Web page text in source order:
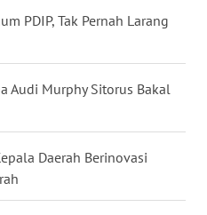
PDIP, Tak Pernah Larang
Audi Murphy Sitorus Bakal
Daerah Berinovasi